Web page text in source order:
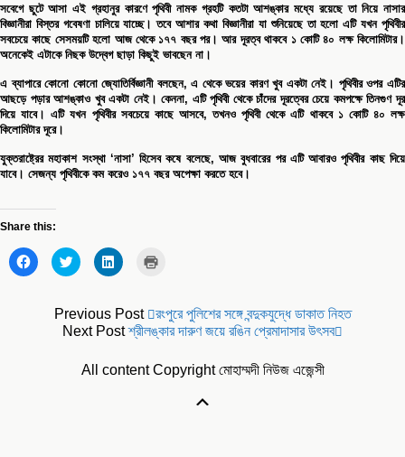
সবেগে ছুটে আসা এই গ্রহানুর কারণে পৃথিবী নামক গ্রহটি কতটা আশঙ্কার মধ্যে রয়েছে তা নিয়ে নাসার
বিজ্ঞানীরা বিস্তর গবেষণা চালিয়ে যাচ্ছে। তবে আশার কথা বিজ্ঞানীরা যা শুনিয়েছে তা হলো এটি যখন পৃথিবীর
সবচেয়ে কাছে সেসময়টি হলো আজ থেকে ১৭৭ বছর পর। আর দূরত্ব থাকবে ১ কোটি ৪০ লক্ষ কিলোমিটার।
অনেকেই এটাকে নিছক উদ্বেগ ছাড়া কিছুই ভাবছেন না।
এ ব্যাপারে কোনো কোনো জ্যোতির্বিজ্ঞানী বলছেন, এ থেকে ভয়ের কারণ খুব একটা নেই। পৃথিবীর ওপর এটির
আছড়ে পড়ার আশঙ্কাও খুব একটা নেই। কেননা, এটি পৃথিবী থেকে চাঁদের দূরত্বের চেয়ে কমপক্ষে তিনগুণ দূর
দিয়ে যাবে। এটি যখন পৃথিবীর সবচেয়ে কাছে আসবে, তখনও পৃথিবী থেকে এটি থাকবে ১ কোটি ৪০ লক্ষ
কিলোমিটার দূরে।
যুক্তরাষ্ট্রের মহাকাশ সংস্থা ‘নাসা’ হিসেব কষে বলেছে, আজ বুধবারের পর এটি আবারও পৃথিবীর কাছ দিয়ে
যাবে। সেজন্য পৃথিবীকে কম করেও ১৭৭ বছর অপেক্ষা করতে হবে।
Share this:
Click
to
share
(Opens
Click
to
share
(Opens
in
new
Click
to
(Opens
in
new
new
window)
Previous Post
রংপুরে পুলিশের সঙ্গে বন্দুকযুদ্ধে ডাকাত নিহত
Next Postশ্রীলঙ্কার দারুণ জয়ে রঙিন প্রেমাদাসার উৎসব
All content Copyright মোহাম্মদী নিউজ এজেন্সী